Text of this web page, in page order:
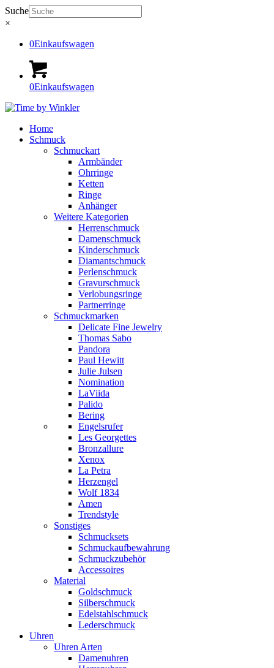
Suche
×
0Einkaufswagen
0Einkaufswagen
Home
Schmuck
Schmuckart
Armbänder
Ohrringe
Ketten
Ringe
Anhänger
Weitere Kategorien
Herrenschmuck
Damenschmuck
Kinderschmuck
Diamantschmuck
Perlenschmuck
Gravurschmuck
Verlobungsringe
Partnerringe
Schmuckmarken
Delicate Fine Jewelry
Thomas Sabo
Pandora
Paul Hewitt
Julie Julsen
Nomination
LaViida
Palido
Bering
Engelsrufer
Les Georgettes
Bronzallure
Xenox
La Petra
Herzengel
Wolf 1834
Amen
Trendstyle
Sonstiges
Schmucksets
Schmuckaufbewahrung
Schmuckzubehör
Accessoires
Material
Goldschmuck
Silberschmuck
Edelstahlschmuck
Lederschmuck
Uhren
Uhren Arten
Damenuhren